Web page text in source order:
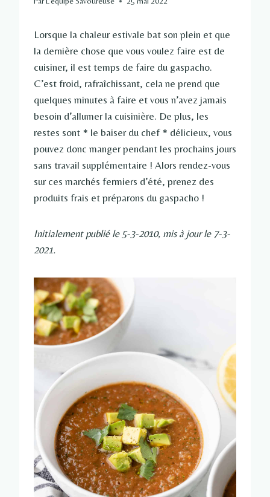
Lorsque la chaleur estivale bat son plein et que
la dernière chose que vous voulez faire est de
cuisiner, il est temps de faire du gaspacho.
C’est froid, rafraîchissant, cela ne prend que
quelques minutes à faire et vous n’avez jamais
besoin d’allumer la cuisinière. De plus, les
restes sont * le baiser du chef * délicieux, vous
pouvez donc manger pendant les prochains jours
sans travail supplémentaire ! Alors rendez-vous
sur ces marchés fermiers d’été, prenez des
produits frais et préparons du gaspacho !
Initialement publié le 5-3-2010, mis à jour le 7-3-
2021.